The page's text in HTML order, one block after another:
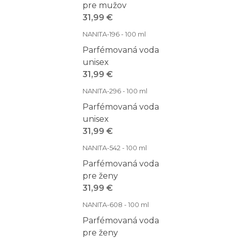
pre mužov
31,99 €
NANITA-196 - 100 ml
Parfémovaná voda
unisex
31,99 €
NANITA-296 - 100 ml
Parfémovaná voda
unisex
31,99 €
NANITA-542 - 100 ml
Parfémovaná voda
pre ženy
31,99 €
NANITA-608 - 100 ml
Parfémovaná voda
pre ženy